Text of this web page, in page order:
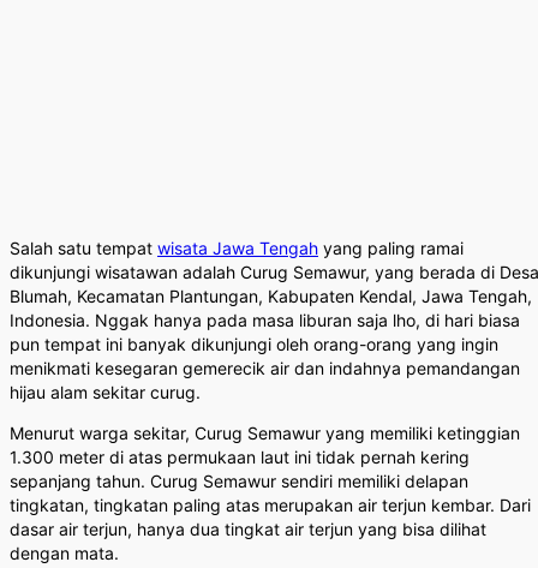
Salah satu tempat wisata Jawa Tengah yang paling ramai
dikunjungi wisatawan adalah Curug Semawur, yang berada di Desa
Blumah, Kecamatan Plantungan, Kabupaten Kendal, Jawa Tengah,
Indonesia. Nggak hanya pada masa liburan saja lho, di hari biasa
pun tempat ini banyak dikunjungi oleh orang-orang yang ingin
menikmati kesegaran gemerecik air dan indahnya pemandangan
hijau alam sekitar curug.
Menurut warga sekitar, Curug Semawur yang memiliki ketinggian
1.300 meter di atas permukaan laut ini tidak pernah kering
sepanjang tahun. Curug Semawur sendiri memiliki delapan
tingkatan, tingkatan paling atas merupakan air terjun kembar. Dari
dasar air terjun, hanya dua tingkat air terjun yang bisa dilihat
dengan mata.